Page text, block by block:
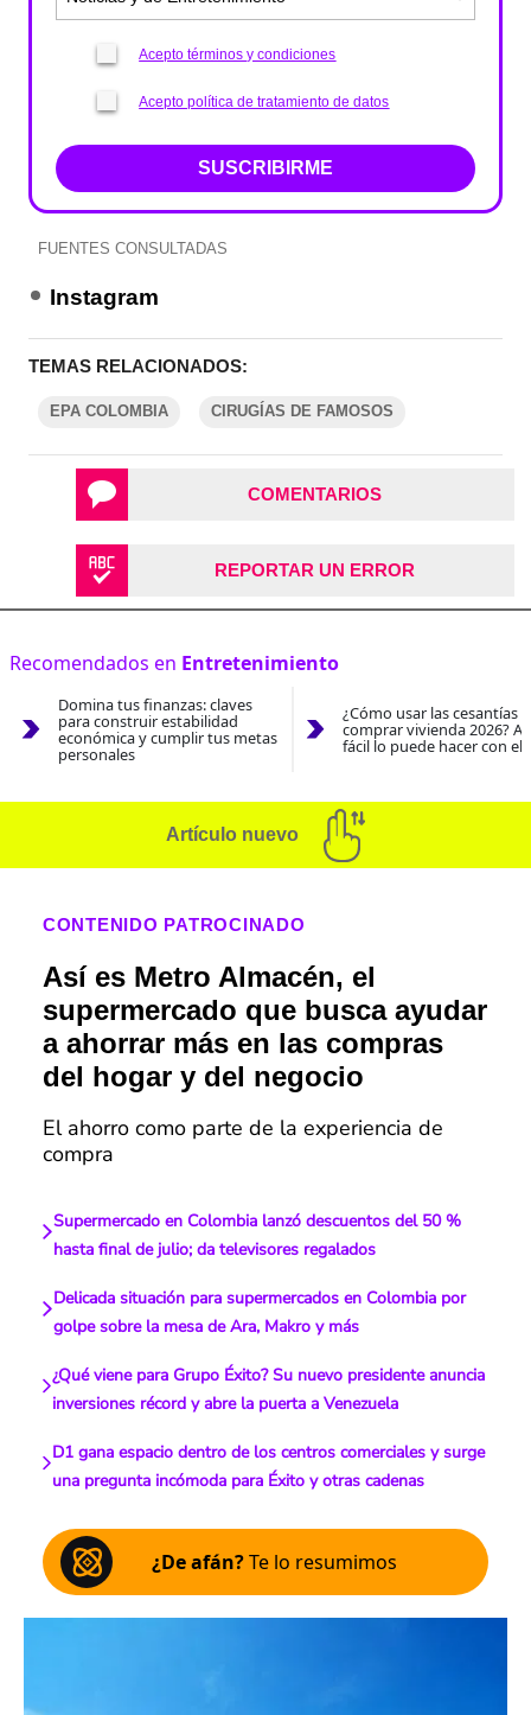
Acepto términos y condiciones
Acepto política de tratamiento de datos
SUSCRIBIRME
FUENTES CONSULTADAS
Instagram
TEMAS RELACIONADOS:
EPA COLOMBIA CIRUGÍAS DE FAMOSOS
COMENTARIOS
REPORTAR UN ERROR
Recomendados en Entretenimiento
Domina tus finanzas: claves
para construir estabilidad
económica y cumplir tus metas
personales
¿Cómo usar las cesantías
comprar vivienda 2026?
fácil lo puede hacer con el
Artículo nuevo
CONTENIDO PATROCINADO
Así es Metro Almacén, el
supermercado que busca ayudar
a ahorrar más en las compras
del hogar y del negocio
El ahorro como parte de la experiencia de
compra
Supermercado en Colombia lanzó descuentos del 50 %
hasta final de julio; da televisores regalados
Delicada situación para supermercados en Colombia por
golpe sobre la mesa de Ara, Makro y más
¿Qué viene para Grupo Éxito? Su nuevo presidente anuncia
inversiones récord y abre la puerta a Venezuela
D1 gana espacio dentro de los centros comerciales y surge
una pregunta incómoda para Éxito y otras cadenas
¿De afán?Te lo resumimos